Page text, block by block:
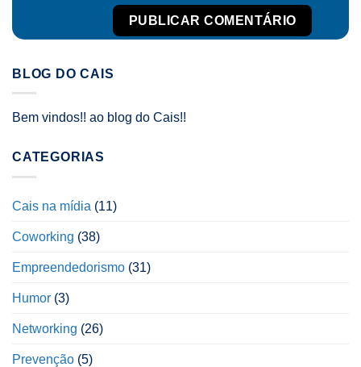
BLOG DO CAIS
Bem vindos!! ao blog do Cais!!
CATEGORIAS
Cais na mídia (11)
Coworking (38)
Empreendedorismo (31)
Humor (3)
Networking (26)
Prevenção (5)